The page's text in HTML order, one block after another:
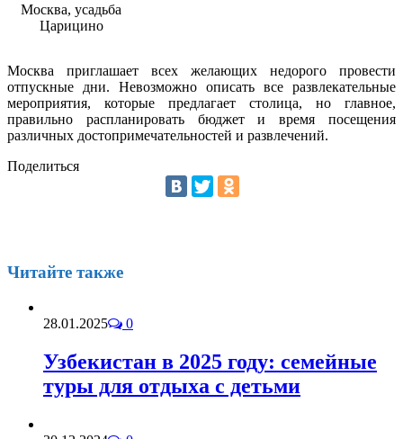
Москва, усадьба
Царицино
Москва приглашает всех желающих недорого провести
отпускные дни. Невозможно описать все развлекательные
мероприятия, которые предлагает столица, но главное,
правильно распланировать бюджет и время посещения
различных достопримечательностей и развлечений.
Поделиться
Читайте также
28.01.2025 0
Узбекистан в 2025 году: семейные
туры для отдыха с детьми